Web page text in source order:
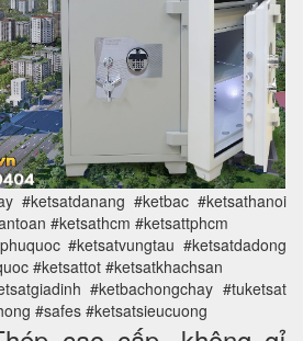
#ketsatdanang #ketbac #ketsathanoi
#ketsathcm #ketsattphcm
#ketsatvungtau #ketsatdadong
#ketsattot #ketsatkhachsan
#ketbachongchay #tuketsat
#safes #ketsatsieucuong